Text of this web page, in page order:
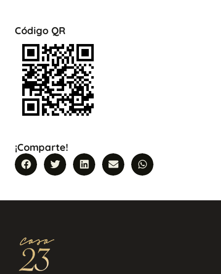
Código QR
¡Comparte!